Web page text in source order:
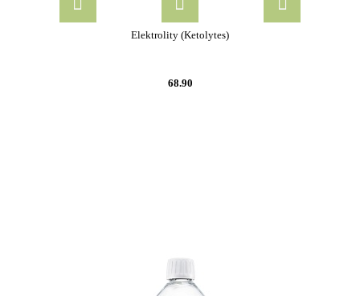
Elektrolity (Ketolytes)
68.90